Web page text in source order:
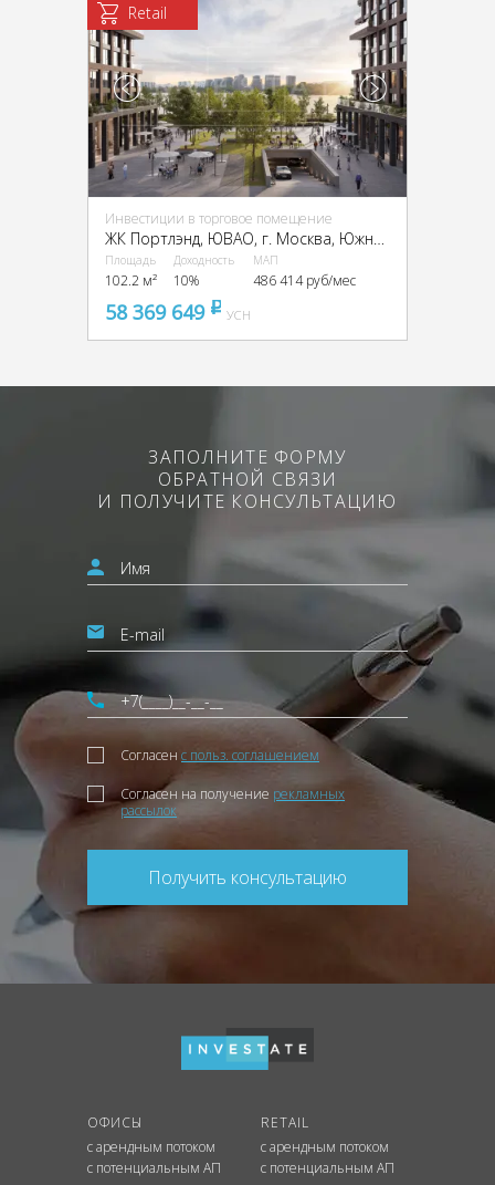
Retail
Инвестиции в торговое помещение
ЖК Портлэнд, ЮВАО, г. Москва, Южнопортовая ул., 42с5
Площадь
102.2 м²
Доходность
10%
МАП
486 414 руб/мес
58 369 649 pуб
УСН
ЗАПОЛНИТЕ ФОРМУ
ОБРАТНОЙ СВЯЗИ
И ПОЛУЧИТЕ КОНСУЛЬТАЦИЮ
Согласен с польз. соглашением
Согласен на получение рекламных
рассылок
Получить консультацию
ОФИСЫ
с арендным потоком
с потенциальным АП
RETAIL
с арендным потоком
с потенциальным АП